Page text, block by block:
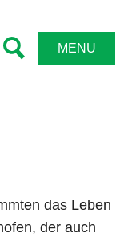
MENU
das Leben
der auch